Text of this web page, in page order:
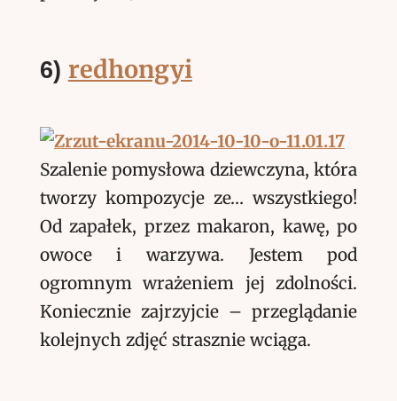
6) redhongyi
Szalenie pomysłowa dziewczyna, która
tworzy kompozycje ze… wszystkiego!
Od zapałek, przez makaron, kawę, po
owoce i warzywa. Jestem pod
ogromnym wrażeniem jej zdolności.
Koniecznie zajrzyjcie – przeglądanie
kolejnych zdjęć strasznie wciąga.